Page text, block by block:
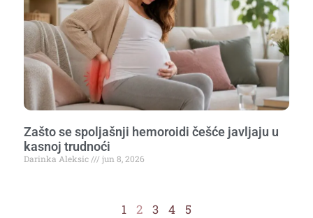
Zašto se spoljašnji hemoroidi češće javljaju u
kasnoj trudnoći
Darinka Aleksic jun 8, 2026
1 2 3 4 5